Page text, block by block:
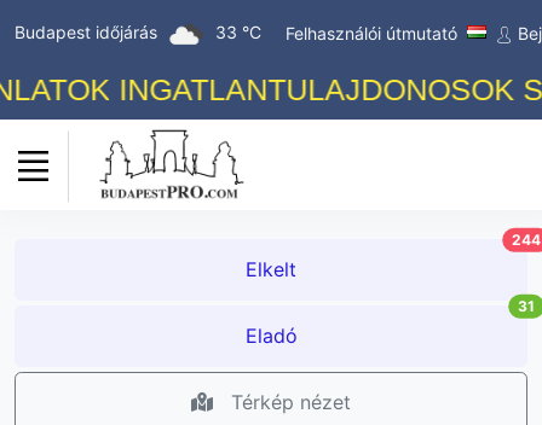
Budapest időjárás 33 °C Felhasználói útmutató
INGATLANTULAJDONOSOK
Elkelt
244
Eladó
31
Térkép nézet